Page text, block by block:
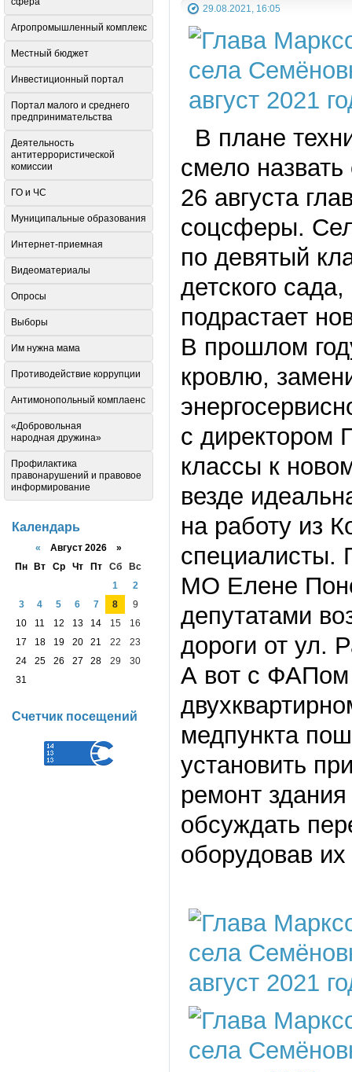
29.08.2021, 16:05
В плане
смело
26 августа
соцсферы.
по девятый
детского
подрастает
В прошлом
кровлю,
с директором
классы к
везде
на работу из
специалисты.
МО Елене
депутатами
дороги от ул.
А вот с ФАПом
медпункта
установить
ремонт
обсуждать
оборудовав
Агропромышленный комплекс
Местный бюджет
Инвестиционный портал
Портал малого и среднего
предпринимательства
Деятельность
антитеррористической
комиссии
ГО и ЧС
Муниципальные образования
Интернет-приемная
Видеоматериалы
Опросы
Выборы
Им нужна мама
Противодействие коррупции
Антимонопольный комплаенс
«Добровольная
народная дружина»
Профилактика
правонарушений и правовое
информирование
Календарь
« Август 2026 »
Пн
Вт Ср Чт Пт Сб
Вс
1
2
3
4 5 6 7 8
9
10
11 12 13 14 15
16
17
18 19 20 21 22
23
24
25 26 27 28 29
30
31
Счетчик посещений